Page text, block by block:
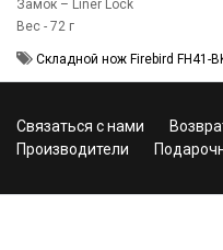
Замок – Liner Lock
Вес - 72 г
Складной нож Firebird FH41-
Связаться с нами
Производители